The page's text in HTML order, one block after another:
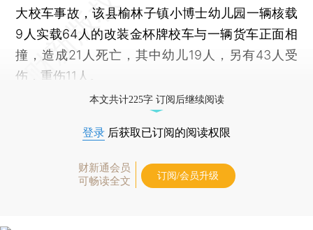
大校车事故，该县榆林子镇小博士幼儿园一辆核载
9人实载64人的改装金杯牌校车与一辆货车正面相
撞，造成21人死亡，其中幼儿19人，另有43人受
伤，重伤11人。
本文共计225字 订阅后继续阅读
登录 后获取已订阅的阅读权限
财新通会员
可畅读全文
订阅/会员升级